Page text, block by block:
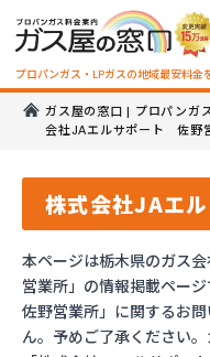
プロパンガス・LPガスの地域最安料金
ガス屋の窓口 | プロパンガ
会社JAエルサポート 佐野
株式会社JAエ
本ページは栃木県のガス
営業所」の情報掲載ペー
佐野営業所」に関するお
ん。予めご了承ください